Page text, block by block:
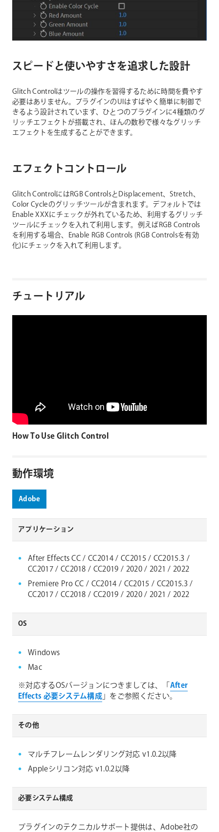
スピードと使いやすさを追求した設計
Glitch Controlはツールの操作を習得するために時間を費やす
必要はありません。プラグインのUIはすばやく簡単に制御で
きるよう設計されています、ひとつのプラグインに4種類のグ
リッチエフェクトが搭載され、ほんの数秒で様々なグリッチ
エフェクトを生成することができます。
エフェクトコントロール
Glitch ControlにはRGB ControlsとDisplacement、Stretch、
Color Cycleのグリッチツールが含まれます。デフォルトでは
Enable XXXにチェックが外れているため、利用するグリッチ
ツールにチェックを入れて利用します。例えばRGB Controls
を利用する場合、Enable RGB Controls (RGB Controlsを有効
化)にチェックを入れて利用します。
チュートリアル
How To Use Glitch Control
動作環境
Adobe
アプリケーション
After Effects CC / CC2014 / CC2015 / CC2015.3 /
CC2017 / CC2018 / CC2019 / 2020 / 2021 / 2022
Premiere Pro CC / CC2014 / CC2015 / CC2015.3 /
CC2017 / CC2018 / CC2019 / 2020 / 2021 / 2022
OS
Windows
Mac
※対応するOSバージョンにつきましては、「 After
Effects 必要システム構成」をご参照ください。
その他
マルチフレームレンダリング対応 v1.0.2以降
Appleシリコン対応 v1.0.2以降
必要システム構成
プラグインのテクニカルサポート提供は、Adobe社の